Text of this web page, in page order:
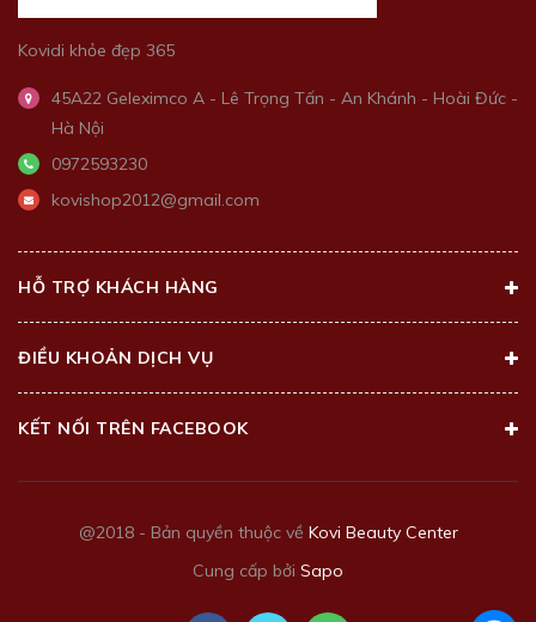
Kovidi khỏe đẹp 365
45A22 Geleximco A - Lê Trọng Tấn - An Khánh - Hoài Đức -
Hà Nội
0972593230
kovishop2012@gmail.com
HỖ TRỢ KHÁCH HÀNG
ĐIỀU KHOẢN DỊCH VỤ
KẾT NỐI TRÊN FACEBOOK
@2018 - Bản quyền thuộc về Kovi Beauty Center
Cung cấp bởi Sapo